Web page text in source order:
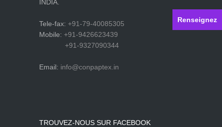
Renseignez
INDIA.
Tele-fax: +91-79-40085305
Mobile: +91-9426623439
+91-9327090344
Email: info@conpaptex.in
TROUVEZ-NOUS SUR FACEBOOK